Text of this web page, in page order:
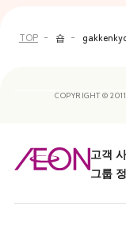
TOP 숍
COPYRIGHT ©
고객
그룹